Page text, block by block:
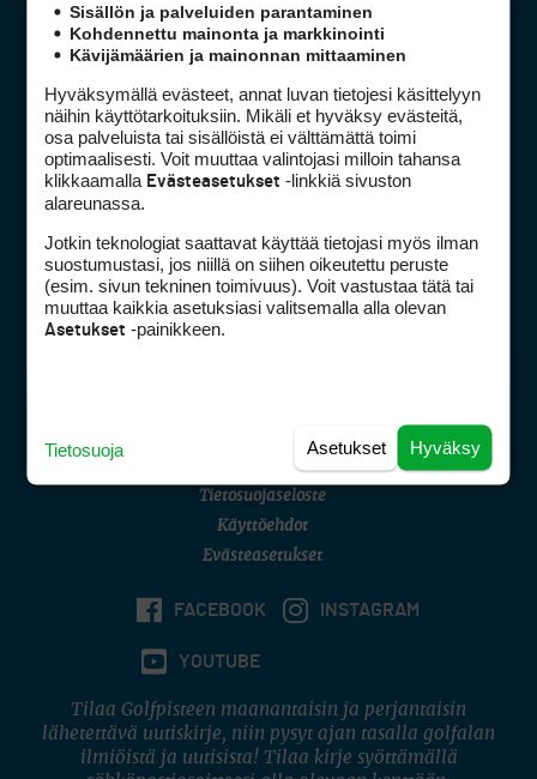
Golfpiste mediakortti
Golfpisteen yhteystiedot
DSA avoimuusraportti
Asiakaspalvelu
(digi) digi@otavamedia.fi
Tietosuojaseloste
Käyttöehdot
Evästeasetukset
FACEBOOK INSTAGRAM
YOUTUBE
Tilaa Golfpisteen maanantaisin ja perjantaisin
lähetettävä uutiskirje, niin pysyt ajan tasalla golfalan
ilmiöistä ja uutisista! Tilaa kirje syöttämällä
Sisällön ja palveluiden parantaminen
Kohdennettu mainonta ja markkinointi
Kävijämäärien ja mainonnan mittaaminen
Hyväksymällä evästeet, annat luvan tietojesi käsittelyyn
näihin käyttötarkoituksiin. Mikäli et hyväksy evästeitä,
osa palveluista tai sisällöistä ei välttämättä toimi
optimaalisesti. Voit muuttaa valintojasi milloin tahansa
klikkaamalla Evästeasetukset -linkkiä sivuston
alareunassa.
Jotkin teknologiat saattavat käyttää tietojasi myös ilman
suostumustasi, jos niillä on siihen oikeutettu peruste
(esim. sivun tekninen toimivuus). Voit vastustaa tätä tai
muuttaa kaikkia asetuksiasi valitsemalla alla olevan
Asetukset -painikkeen.
Hyväksy
Asetukset
Tietosuoja